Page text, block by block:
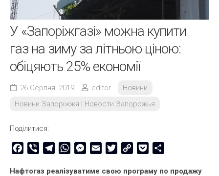
У «Запоріжгазі» можна купити
газ на зиму за літньою ціною:
обіцяють 25% економії
26 Серпня, 2019 editor
Новини
Новини Запоріжжя | Новости Запорожья
Поділитися:
Facebook
Viber TelegramWhatsAppMessenger
Email TwitterCopy
Pocket
Нафтогаз реалізуватиме свою програму по продажу